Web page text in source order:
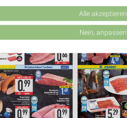
OBST & GEMÜSE
zur Auswahl von Werbeanzeigen
personalisierte Werbung
Personalisierung von Inhalten
zur Auswahl personalisierter Inhalte
Alle akzeptieren
Nein, anpassen